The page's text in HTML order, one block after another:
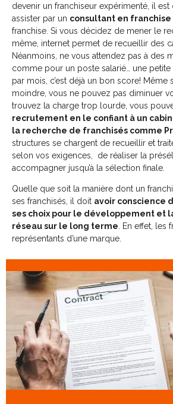
devenir un franchiseur expérimenté, il
assister par un consultant en franchise
franchise. Si vous décidez de mener le
même, internet permet de recueillir des
Néanmoins, ne vous attendez pas à des
comme pour un poste salarié… une
par mois, c’est déjà un bon score! Même
moindre, vous ne pouvez pas diminuer
trouvez la charge trop lourde, vous
recrutement en le confiant à un
la recherche de franchisés comme
structures se chargent de recueillir et
selon vos exigences, de réaliser la
accompagner jusqu’à la sélection finale.
Quelle que soit la manière dont un
ses franchisés, il doit avoir conscience
ses choix pour le développement et
réseau sur le long terme . En effet, les
représentants d’une marque.